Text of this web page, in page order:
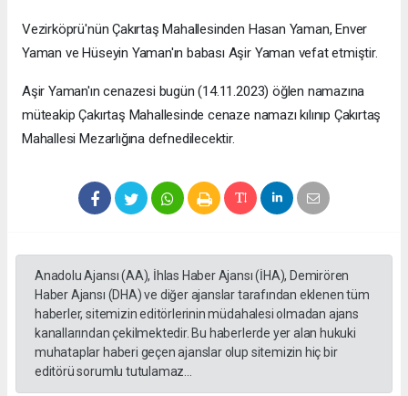
Vezirköprü'nün Çakırtaş Mahallesinden Hasan Yaman, Enver
Yaman ve Hüseyin Yaman'ın babası Aşir Yaman vefat etmiştir.
Aşir Yaman'ın cenazesi bugün (14.11.2023) öğlen namazına
müteakip Çakırtaş Mahallesinde cenaze namazı kılınıp Çakırtaş
Mahallesi Mezarlığına defnedilecektir.
Anadolu Ajansı (AA), İhlas Haber Ajansı (İHA), Demirören
Haber Ajansı (DHA) ve diğer ajanslar tarafından eklenen tüm
haberler, sitemizin editörlerinin müdahalesi olmadan ajans
kanallarından çekilmektedir. Bu haberlerde yer alan hukuki
muhataplar haberi geçen ajanslar olup sitemizin hiç bir
editörü sorumlu tutulamaz...